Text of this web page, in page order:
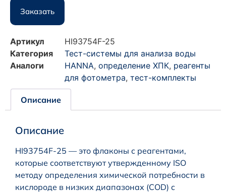
Заказать
Артикул
HI93754F-25
Категория
Тест-системы для анализа воды
Аналоги
HANNA, определение ХПК, реагенты
для фотометра, тест-комплекты
Описание
Описание
HI93754F-25 — это флаконы с реагентами,
которые соответствуют утвержденному ISO
методу определения химической потребности в
кислороде в низких диапазонах (COD) с